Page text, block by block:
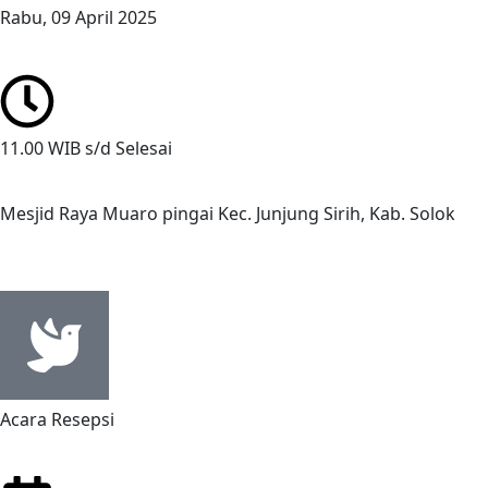
Rabu, 09 April 2025
11.00 WIB s/d Selesai
Acara Resepsi